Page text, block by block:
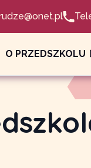
O PRZEDSZKOLU